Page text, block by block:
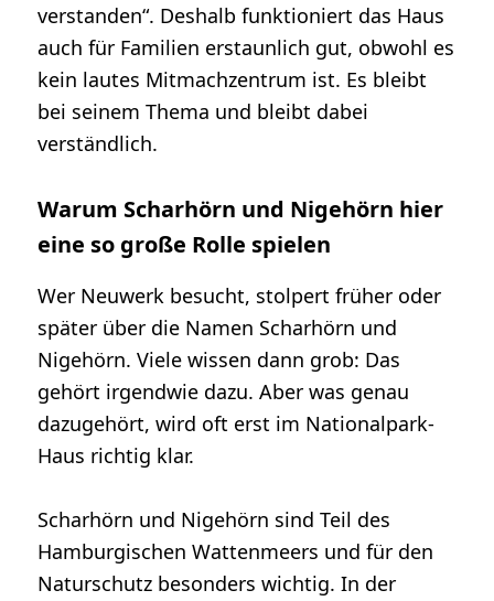
verstanden“. Deshalb funktioniert das Haus
auch für Familien erstaunlich gut, obwohl es
kein lautes Mitmachzentrum ist. Es bleibt
bei seinem Thema und bleibt dabei
verständlich.
Warum Scharhörn und Nigehörn hier
eine so große Rolle spielen
Wer Neuwerk besucht, stolpert früher oder
später über die Namen Scharhörn und
Nigehörn. Viele wissen dann grob: Das
gehört irgendwie dazu. Aber was genau
dazugehört, wird oft erst im Nationalpark-
Haus richtig klar.
Scharhörn und Nigehörn sind Teil des
Hamburgischen Wattenmeers und für den
Naturschutz besonders wichtig. In der